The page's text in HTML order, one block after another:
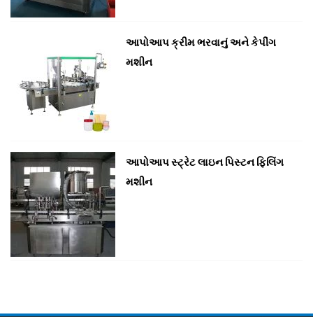
આપોઆપ ક્રીમ ભરવાનું અને કેપીંગ
મશીન
આપોઆપ સ્ટ્રેટ લાઇન પિસ્ટન ફિલિંગ
મશીન